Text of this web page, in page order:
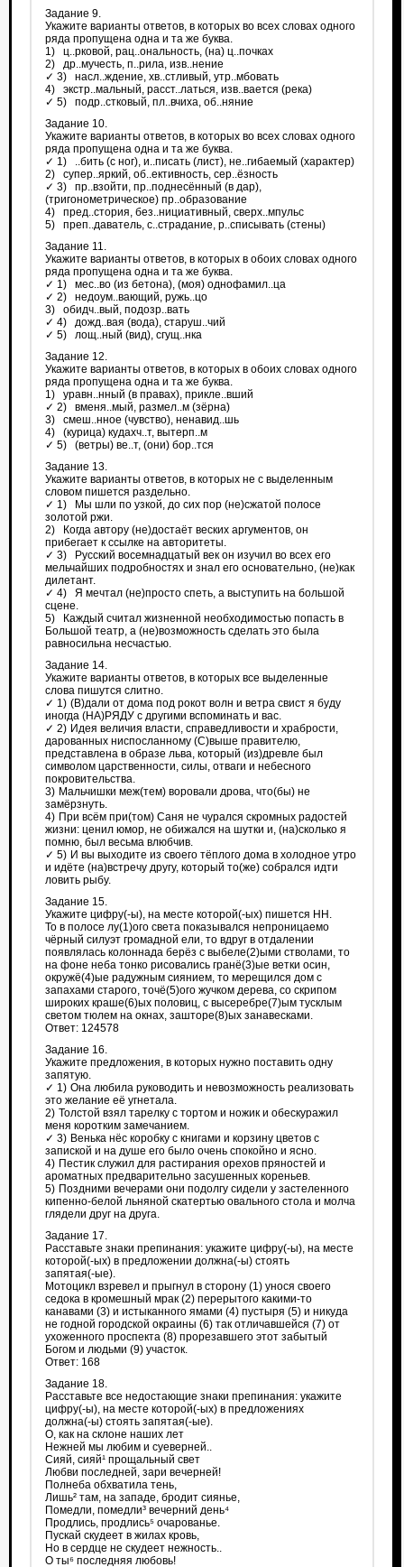
Задание 9.
Укажите варианты ответов, в которых во всех словах одного
ряда пропущена одна и та же буква.
1) ц..рковой, рац..ональность, (на) ц..почках
2) др..мучесть, п..рила, изв..нение
✓ 3) насл..ждение, хв..стливый, утр..мбовать
4) экстр..мальный, расст..латься, изв..вается (река)
✓ 5) подр..стковый, пл..вчиха, об..няние
Задание 10.
Укажите варианты ответов, в которых во всех словах одного
ряда пропущена одна и та же буква.
✓ 1) ..бить (с ног), и..писать (лист), не..гибаемый (характер)
2) супер..яркий, об..ективность, сер..ёзность
✓ 3) пр..взойти, пр..поднесённый (в дар),
(тригонометрическое) пр..образование
4) пред..стория, без..нициативный, сверх..мпульс
5) преп..даватель, с..страдание, р..списывать (стены)
Задание 11.
Укажите варианты ответов, в которых в обоих словах одного
ряда пропущена одна и та же буква.
✓ 1) мес..во (из бетона), (моя) однофамил..ца
✓ 2) недоум..вающий, ружь..цо
3) обидч..вый, подозр..вать
✓ 4) дожд..вая (вода), старуш..чий
✓ 5) лощ..ный (вид), сгущ..нка
Задание 12.
Укажите варианты ответов, в которых в обоих словах одного
ряда пропущена одна и та же буква.
1) уравн..нный (в правах), прикле..вший
✓ 2) вменя..мый, размел..м (зёрна)
3) смеш..нное (чувство), ненавид..шь
4) (курица) кудахч..т, вытерп..м
✓ 5) (ветры) ве..т, (они) бор..тся
Задание 13.
Укажите варианты ответов, в которых не с выделенным
словом пишется раздельно.
✓ 1) Мы шли по узкой, до сих пор (не)сжатой полосе
золотой ржи.
2) Когда автору (не)достаёт веских аргументов, он
прибегает к ссылке на авторитеты.
✓ 3) Русский восемнадцатый век он изучил во всех его
мельчайших подробностях и знал его основательно, (не)как
дилетант.
✓ 4) Я мечтал (не)просто спеть, а выступить на большой
сцене.
5) Каждый считал жизненной необходимостью попасть в
Большой театр, а (не)возможность сделать это была
равносильна несчастью.
Задание 14.
Укажите варианты ответов, в которых все выделенные
слова пишутся слитно.
✓ 1) (В)дали от дома под рокот волн и ветра свист я буду
иногда (НА)РЯДУ с другими вспоминать и вас.
✓ 2) Идея величия власти, справедливости и храбрости,
дарованных ниспосланному (С)выше правителю,
представлена в образе льва, который (из)древле был
символом царственности, силы, отваги и небесного
покровительства.
3) Мальчишки меж(тем) воровали дрова, что(бы) не
замёрзнуть.
4) При всём при(том) Саня не чурался скромных радостей
жизни: ценил юмор, не обижался на шутки и, (на)сколько я
помню, был весьма влюбчив.
✓ 5) И вы выходите из своего тёплого дома в холодное утро
и идёте (на)встречу другу, который то(же) собрался идти
ловить рыбу.
Задание 15.
Укажите цифру(-ы), на месте которой(-ых) пишется НН.
То в полосе лу(1)ого света показывался непроницаемо
чёрный силуэт громадной ели, то вдруг в отдалении
появлялась колоннада берёз с выбеле(2)ыми стволами, то
на фоне неба тонко рисовались гранё(3)ые ветки осин,
окружё(4)ые радужным сиянием, то мерещился дом с
запахами старого, точё(5)ого жучком дерева, со скрипом
широких краше(6)ых половиц, с высеребре(7)ым тусклым
светом тюлем на окнах, зашторе(8)ых занавесками.
Ответ: 124578
Задание 16.
Укажите предложения, в которых нужно поставить одну
запятую.
✓ 1) Она любила руководить и невозможность реализовать
это желание её угнетала.
2) Толстой взял тарелку с тортом и ножик и обескуражил
меня коротким замечанием.
✓ 3) Венька нёс коробку с книгами и корзину цветов с
запиской и на душе его было очень спокойно и ясно.
4) Пестик служил для растирания орехов пряностей и
ароматных предварительно засушенных кореньев.
5) Поздними вечерами они подолгу сидели у застеленного
кипенно-белой льняной скатертью овального стола и молча
глядели друг на друга.
Задание 17.
Расставьте знаки препинания: укажите цифру(-⁠ы), на месте
которой(-⁠ых) в предложении должна(-⁠ы) стоять
запятая(-⁠ые).
Мотоцикл взревел и прыгнул в сторону (1) унося своего
седока в кромешный мрак (2) перерытого какими-то
канавами (3) и истыканного ямами (4) пустыря (5) и никуда
не годной городской окраины (6) так отличавшейся (7) от
ухоженного проспекта (8) прорезавшего этот забытый
Богом и людьми (9) участок.
Ответ: 168
Задание 18.
Расставьте все недостающие знаки препинания: укажите
цифру(-⁠ы), на месте которой(-⁠ых) в предложениях
должна(-⁠ы) стоять запятая(-⁠ые).
О, как на склоне наших лет
Нежней мы любим и суеверней..
Сияй, сияй¹ прощальный свет
Любви последней, зари вечерней!
Полнеба обхватила тень,
Лишь² там, на западе, бродит сиянье,
Помедли, помедли³ вечерний день⁴
Продлись, продлись⁵ очарованье.
Пускай скудеет в жилах кровь,
Но в сердце не скудеет нежность..
О ты⁶ последняя любовь!